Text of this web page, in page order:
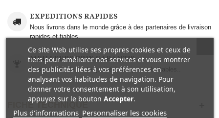
EXPEDITIONS RAPIDES
Nous livrons dans le monde grâce à des partenaires de livraison
rapides et fiables.
MEILLEURS PRIX GARANTIS
Des produits de haute qualité à des prix imbattables..
FICHE TECHNIQUE
Ce site Web utilise ses propres cookies et ceux de
tiers pour améliorer nos services et vous montrer
des publicités liées à vos préférences en
analysant vos habitudes de navigation. Pour
donner votre consentement à son utilisation,
appuyez sur le bouton Accepter.
Plus d'informations Personnaliser les cookies